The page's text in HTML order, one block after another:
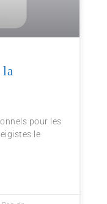
pour les
le